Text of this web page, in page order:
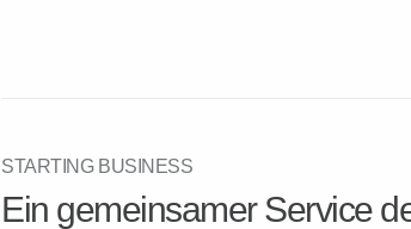
STARTING BUSINESS
Ein gemeinsamer Service